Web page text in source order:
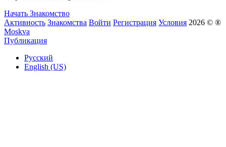
Начать Знакомство
Активность Знакомства Войти Регистрация Условия 2026 © ®
Moskva
Публикация
Русский
English (US)